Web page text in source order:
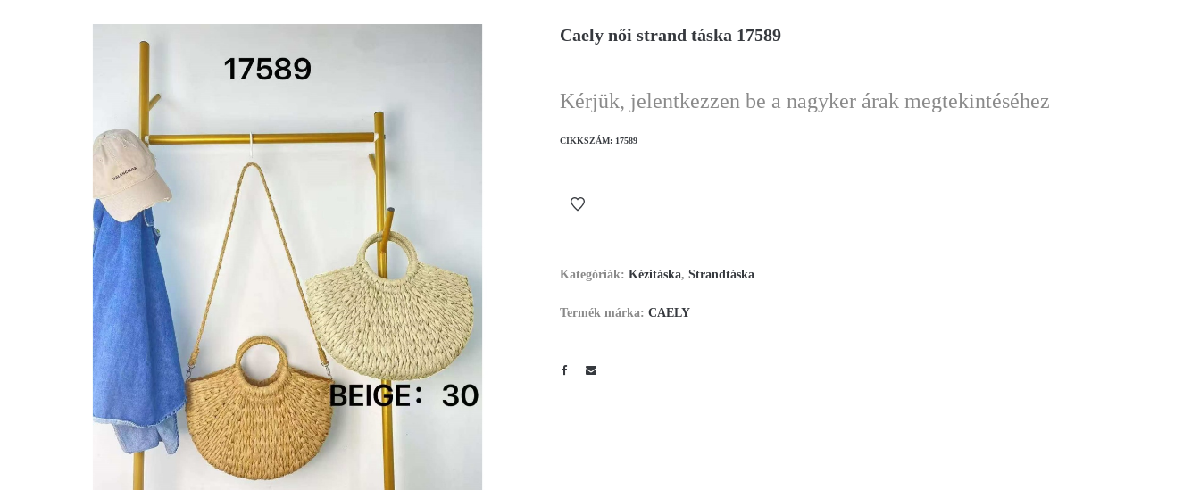
Caely női strand táska 17589
Kérjük, jelentkezzen be a nagyker árak megtekintéséhez
CIKKSZÁM: 17589
Kategóriák: Kézitáska, Strandtáska
Termék márka: CAELY